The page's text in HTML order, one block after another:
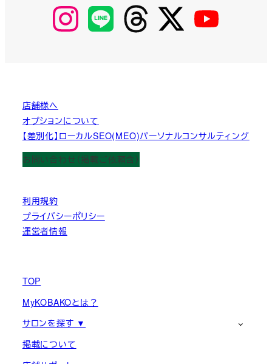
【Instagram】
MyKOBAKO
【LINE】 【threads】 【Twitter】
店舗様へ
オプションについて
【差別化】ローカルSEO(MEO)パーソナルコンサルティング
お問い合わせ（掲載ご依頼含）
利用規約
プライバシーポリシー
運営者情報
TOP
MyKOBAKOとは？
サロンを探す ▼
掲載について